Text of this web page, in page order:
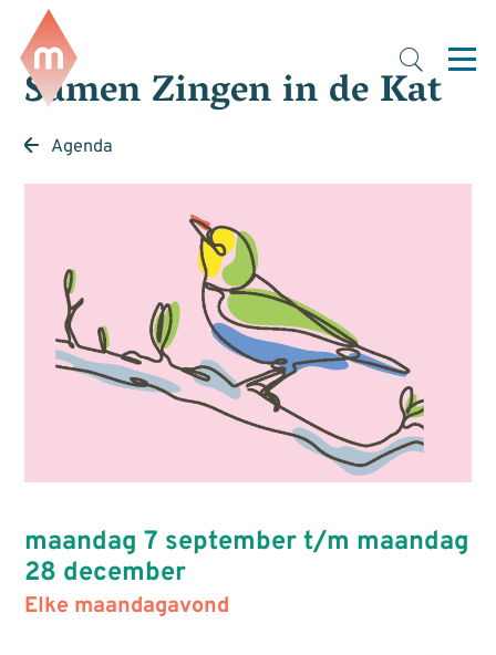
Samen Zingen in de Kat
Agenda
maandag 7 september t/m maandag
28 december
Elke maandagavond